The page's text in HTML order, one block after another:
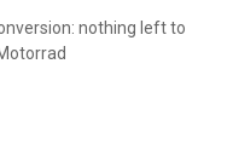
nothing left to